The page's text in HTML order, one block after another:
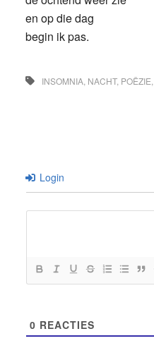
en op die dag
begin ik pas.
INSOMNIA, NACHT, POËZIE,
Login
0 REACTIES